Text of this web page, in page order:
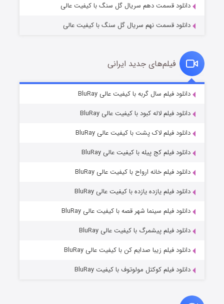
قسمت۷ (زیرنویس) منتشر شد
شوگر فصل ۲
دانلود قسمت دهم سریال گل سنگ با کیفیت عالی
دانلود قسمت نهم سریال گل سنگ با کیفیت عالی
فیلم‌های جدید ایرانی
دانلود فیلم سال گربه با کیفیت عالی BluRay
دانلود فیلم لاله کبود با کیفیت عالی BluRay
دانلود فیلم لاک پشت با کیفیت عالی BluRay
دانلود فیلم کج‌ پیله با کیفیت عالی BluRay
دانلود فیلم خانه ارواح با کیفیت عالی BluRay
دانلود فیلم یازده یازده با کیفیت عالی BluRay
دانلود فیلم سینما شهر قصه با کیفیت عالی BluRay
دانلود فیلم پیشمرگ با کیفیت عالی BluRay
دانلود فیلم زیبا صدایم کن با کیفیت عالی BluRay
دانلود فیلم کوکتل مولوتوف با کیفیت BluRay